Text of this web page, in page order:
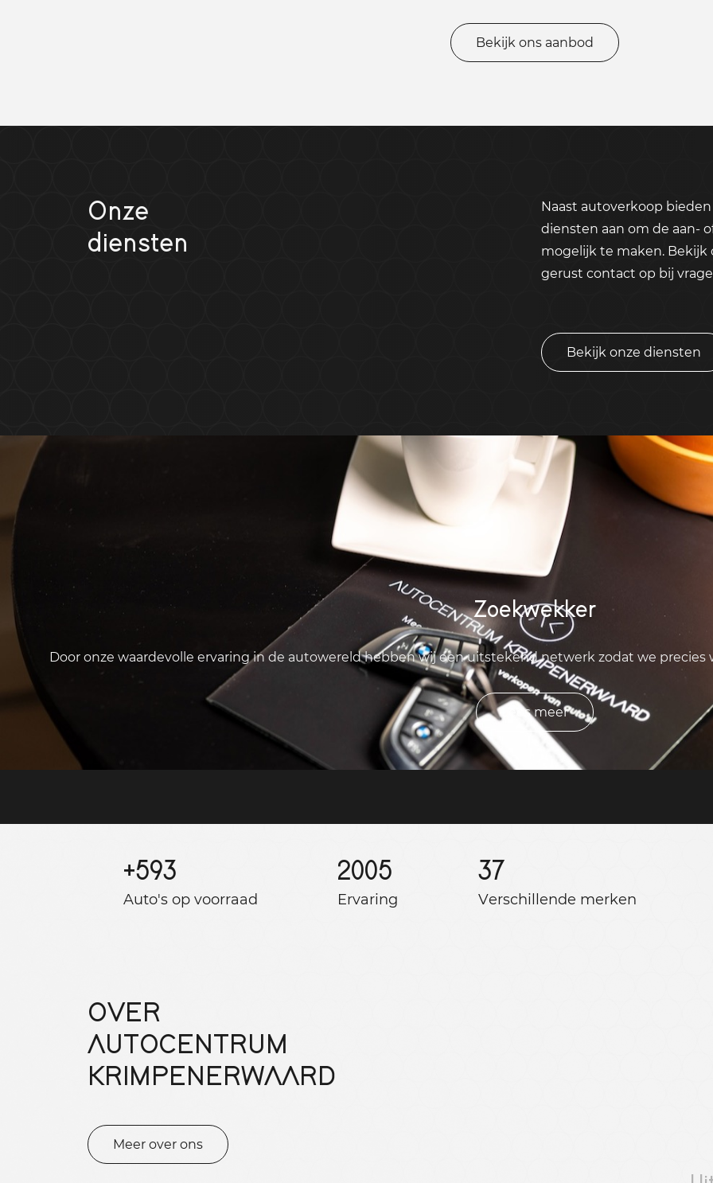
Bekijk ons aanbod
Onze
diensten
Naast autoverkoop
diensten aan om de aan-
mogelijk te maken. Bekijk
gerust contact op bij
Bekijk onze diensten
Zoekwekker
Door onze waardevolle ervaring in de autowereld hebben wij een uitstekend netwerk zodat we
Lees meer
+593
Auto's op voorraad
2005
Ervaring
37
Verschillende merken
OVER
AUTOCENTRUM
KRIMPENERWAARD
Meer over ons